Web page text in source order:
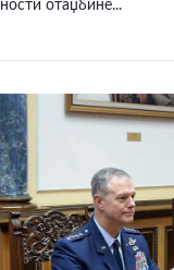
отаџбине...